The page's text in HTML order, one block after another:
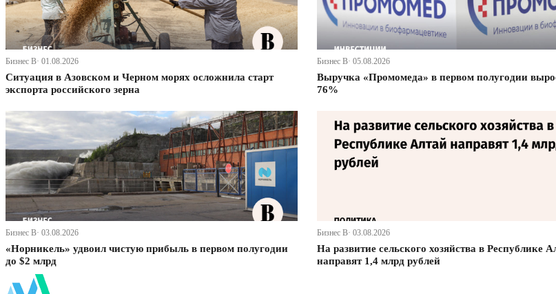
Бизнес В· 01.08.2026
Ситуация в Азовском и Черном морях осложнила старт
экспорта российского зерна
Бизнес В· 05.08.2026
Выручка «Промомеда» в первом полугодии
76%
Бизнес В· 03.08.2026
«Норникель» удвоил чистую прибыль в первом полугодии
до $2 млрд
Бизнес В· 03.08.2026
На развитие сельского хозяйства в Республике
направят 1,4 млрд рублей